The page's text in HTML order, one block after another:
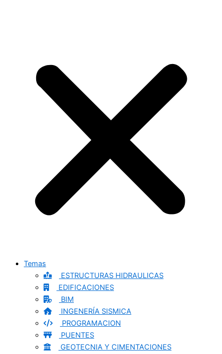
Temas
ESTRUCTURAS HIDRAULICAS
EDIFICACIONES
BIM
INGENERÍA SISMICA
PROGRAMACION
PUENTES
GEOTECNIA Y CIMENTACIONES